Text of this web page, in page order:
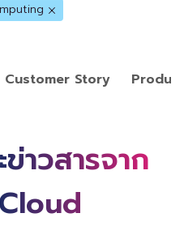
Customer Story
าวสารจาก